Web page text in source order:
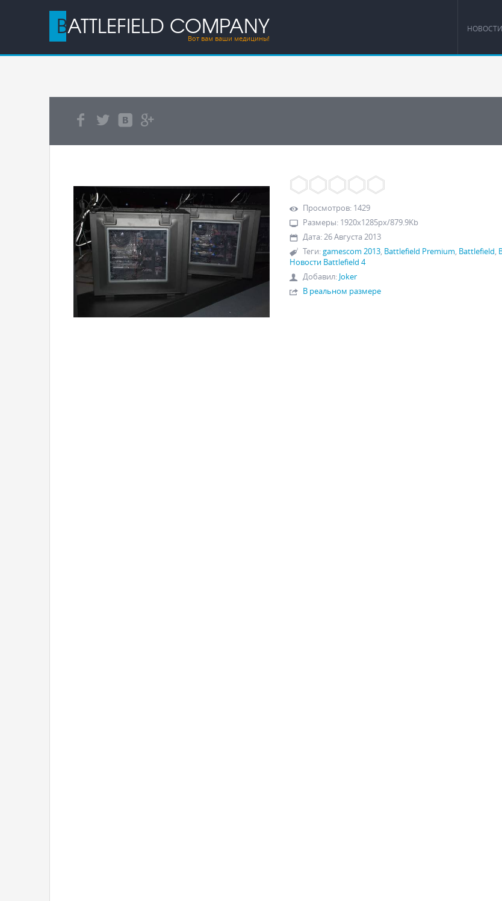
BATTLEFIELD COMPANY
Вот вам ваши медицины!
НОВОСТИ
Просмотров:1429
Размеры:1920x1285px/879.9Kb
Дата:26 Августа 2013
Теги:gamescom 2013, Battlefield Premium, Battlefield,
Новости Battlefield 4
Добавил: Joker
В реальном размере